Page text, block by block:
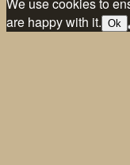
We use cookies to
are happy with it. Ok